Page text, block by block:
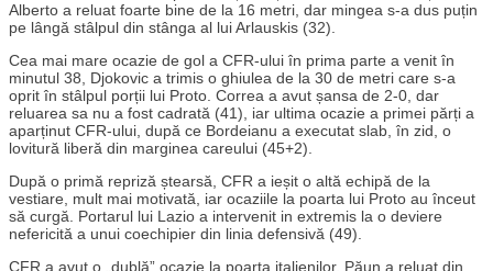
Alberto a reluat foarte bine de la 16 metri, dar mingea s-a dus puțin
pe lângă stâlpul din stânga al lui Arlauskis (32).
Cea mai mare ocazie de gol a CFR-ului în prima parte a venit în
minutul 38, Djokovic a trimis o ghiulea de la 30 de metri care s-a
oprit în stâlpul porții lui Proto. Correa a avut șansa de 2-0, dar
reluarea sa nu a fost cadrată (41), iar ultima ocazie a primei părți a
aparținut CFR-ului, după ce Bordeianu a executat slab, în zid, o
lovitură liberă din marginea careului (45+2).
După o primă repriză ștearsă, CFR a ieșit o altă echipă de la
vestiare, mult mai motivată, iar ocaziile la poarta lui Proto au înceut
să curgă. Portarul lui Lazio a intervenit in extremis la o deviere
nefericită a unui coechipier din linia defensivă (49).
CFR a avut o „dublă” ocazie la poarta italienilor, Păun a reluat din